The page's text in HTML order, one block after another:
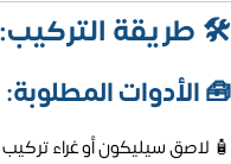
🛠️ طريقة التركيب:
🧰الأدوات المطلوبة:
🧴 لاصق سيليكون أو غراء